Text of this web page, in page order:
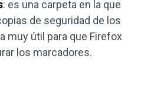
: es una carpeta en la que
de seguridad de los
muy útil para que Firefox
los marcadores.